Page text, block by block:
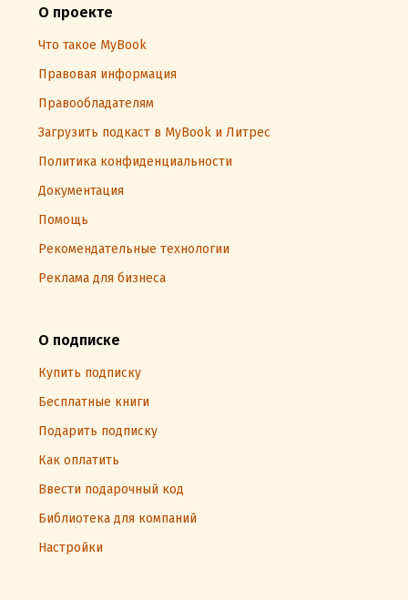
О проекте
Что такое MyBook
Правовая информация
Правообладателям
Загрузить подкаст в MyBook и Литрес
Политика конфиденциальности
Документация
Помощь
Рекомендательные технологии
Реклама для бизнеса
О подписке
Купить подписку
Бесплатные книги
Подарить подписку
Как оплатить
Ввести подарочный код
Библиотека для компаний
Настройки